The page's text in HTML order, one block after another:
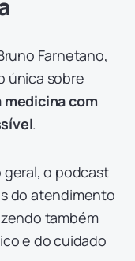
Farnetano,
única sobre
com
.
geral, o podcast
do atendimento
também
e do cuidado